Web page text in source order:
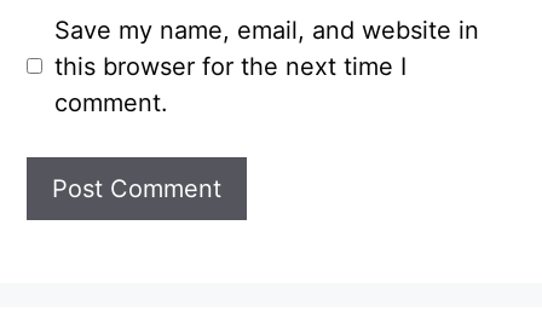
Save my name, email, and website in
this browser for the next time I
comment.